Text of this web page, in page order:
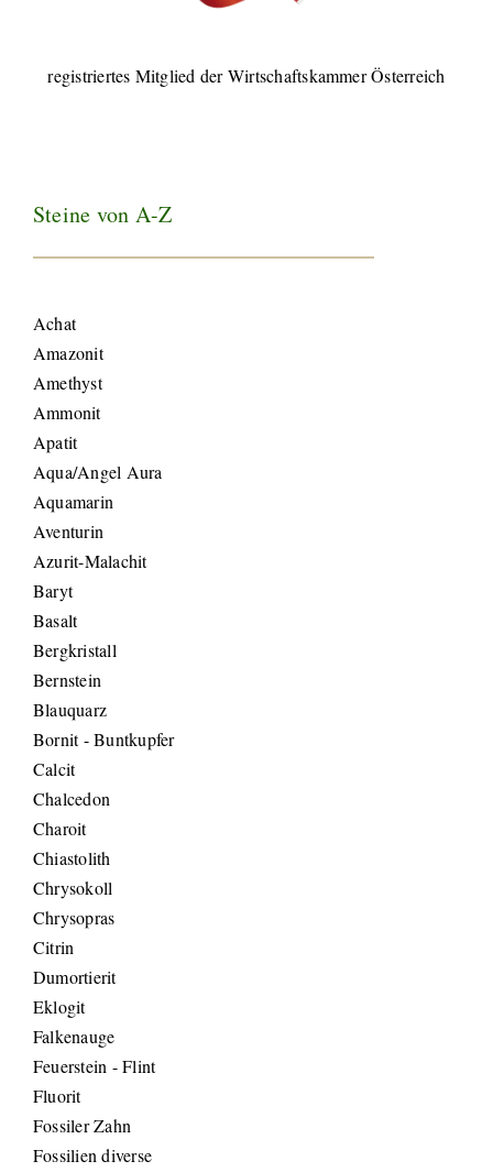
registriertes Mitglied der Wirtschaftskammer Österreich
Steine von A-Z
Achat
Amazonit
Amethyst
Ammonit
Apatit
Aqua/Angel Aura
Aquamarin
Aventurin
Azurit-Malachit
Baryt
Basalt
Bergkristall
Bernstein
Blauquarz
Bornit - Buntkupfer
Calcit
Chalcedon
Charoit
Chiastolith
Chrysokoll
Chrysopras
Citrin
Dumortierit
Eklogit
Falkenauge
Feuerstein - Flint
Fluorit
Fossiler Zahn
Fossilien diverse